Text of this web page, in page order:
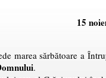
15
marea sărbătoare a
.